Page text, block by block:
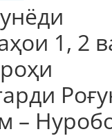
1, 2
–